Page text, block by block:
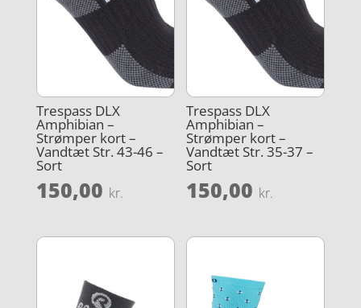
Trespass DLX
Amphibian –
Strømper kort –
Vandtæt Str. 43-46 –
Sort
150,00 kr.
Trespass DLX
Amphibian –
Strømper kort –
Vandtæt Str. 35-37 –
Sort
150,00 kr.